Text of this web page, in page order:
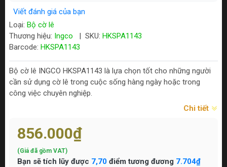
Viết đánh giá của bạn
Loại: Bộ cờ lê
Thương hiệu: Ingco SKU: HKSPA1143
Barcode: HKSPA1143
Bộ cờ lê INGCO HKSPA1143 là lựa chọn tốt cho những người
cần sử dụng cờ lê trong cuộc sống hàng ngày hoặc trong
công việc chuyên nghiệp.
Chi tiết
856.000₫
(Giá đã gồm VAT)
Bạn sẽ tích lũy được 7,70 điểm tương đương 7.704₫